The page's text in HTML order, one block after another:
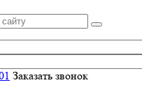
Заказать звонок